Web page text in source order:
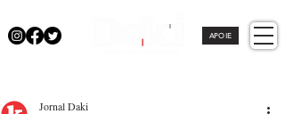
APOIE
Jornal Daki